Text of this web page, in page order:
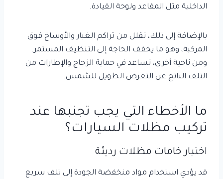
الداخلية مثل المقاعد ولوحة القيادة.
بالإضافة إلى ذلك، تقلل من تراكم الغبار والأوساخ فوق
المركبة، وهو ما يخفف الحاجة إلى التنظيف المستمر.
ومن ناحية أخرى، تساعد في حماية الزجاج والإطارات من
التلف الناتج عن التعرض الطويل للشمس.
ما الأخطاء التي يجب تجنبها عند
تركيب مظلات السيارات؟
اختيار خامات مظلات رديئة
قد يؤدي استخدام مواد منخفضة الجودة إلى تلف سريع